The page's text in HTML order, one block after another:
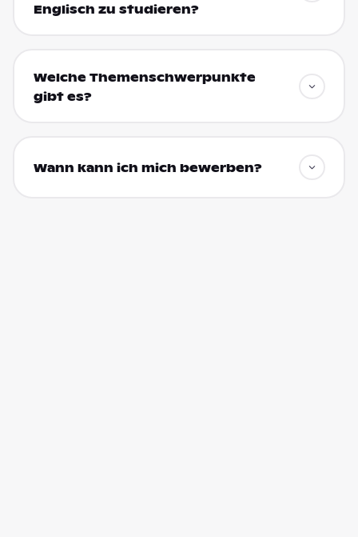
Englisch zu studieren?
Welche Themenschwerpunkte
gibt es?
Wann kann ich mich bewerben?